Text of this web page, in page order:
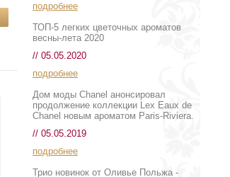
Opium pour Homme
Назначения:
подробнее
ТОП-5 легких цветочных ароматов
весны-лета 2020
// 05.05.2020
подробнее
Дом моды Chanel анонсировал
продолжение коллекции Lex Eaux de
Chanel новым ароматом Paris-Riviera.
// 05.05.2019
подробнее
Трио новинок от Оливье Польжа -